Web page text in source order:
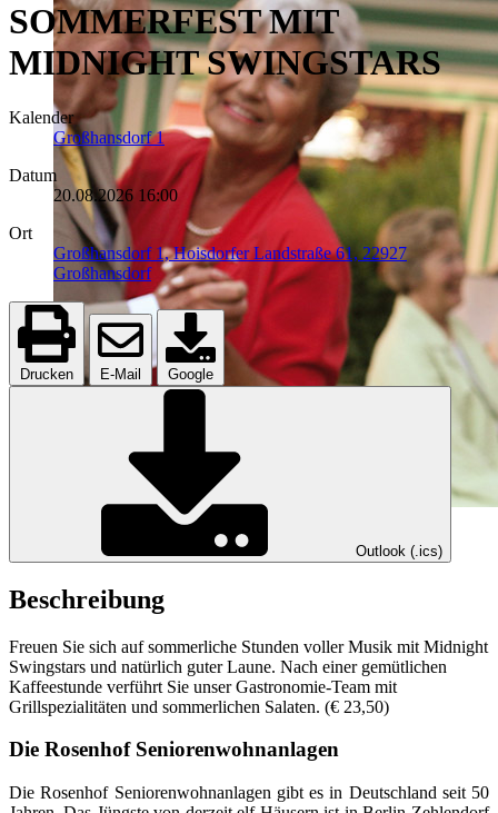
SOMMERFEST MIT
MIDNIGHT SWINGSTARS
Kalender
Großhansdorf 1
Datum
20.08.2026 16:00
Ort
Großhansdorf 1, Hoisdorfer Landstraße 61, 22927
Großhansdorf
Drucken E-Mail Google
Outlook (.ics)
Beschreibung
Freuen Sie sich auf sommerliche Stunden voller Musik mit Midnight
Swingstars und natürlich guter Laune. Nach einer gemütlichen
Kaffeestunde verführt Sie unser Gastronomie-Team mit
Grillspezialitäten und sommerlichen Salaten. (€ 23,50)
Die Rosenhof Seniorenwohnanlagen
Die Rosenhof Seniorenwohnanlagen gibt es in Deutschland seit 50